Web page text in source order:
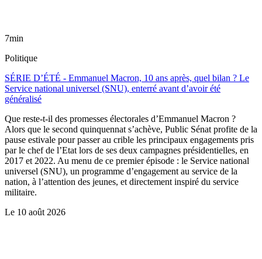
7min
Politique
SÉRIE D’ÉTÉ - Emmanuel Macron, 10 ans après, quel bilan ? Le
Service national universel (SNU), enterré avant d’avoir été
généralisé
Que reste-t-il des promesses électorales d’Emmanuel Macron ?
Alors que le second quinquennat s’achève, Public Sénat profite de la
pause estivale pour passer au crible les principaux engagements pris
par le chef de l’Etat lors de ses deux campagnes présidentielles, en
2017 et 2022. Au menu de ce premier épisode : le Service national
universel (SNU), un programme d’engagement au service de la
nation, à l’attention des jeunes, et directement inspiré du service
militaire.
Le 10 août 2026